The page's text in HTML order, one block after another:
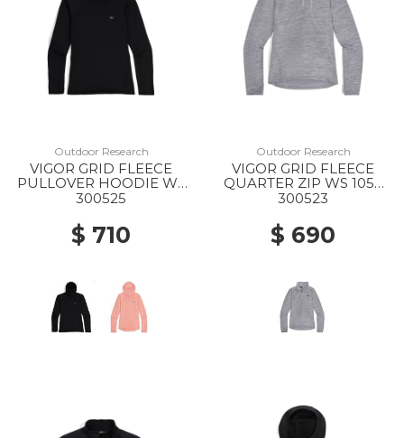
Outdoor Research
VIGOR GRID FLEECE
PULLOVER HOODIE WS
0001 BLACK
300525
$ 710
Outdoor Research
VIGOR GRID FLEECE
QUARTER ZIP WS 1050
GREY HEATHER
300523
$ 690